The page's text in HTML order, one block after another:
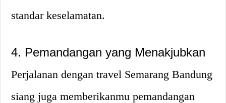
standar keselamatan.
4. Pemandangan yang Menakjubkan
Perjalanan dengan travel Semarang Bandung
siang juga memberikanmu pemandangan